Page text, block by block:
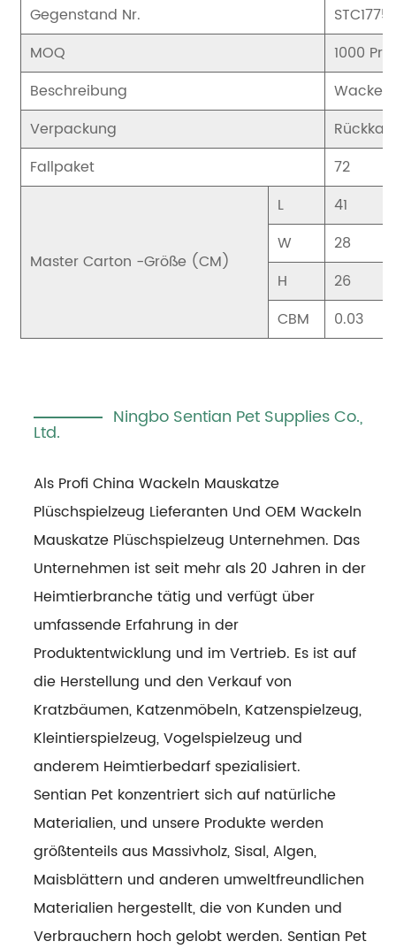
Gegenstand Nr.
STC1775
MOQ
1000
Beschreibung
Verpackung
Fallpaket
72
Master Carton -Größe (CM)
L
41
W
28
H
26
CBM
0.03
Ningbo Sentian Pet Supplies Co.,
Ltd.
Als ProfiChina Wackeln Mauskatze
Plüschspielzeug Lieferanten UndOEM Wackeln
Mauskatze Plüschspielzeug Unternehmen. Das
Unternehmen ist seit mehr als 20 Jahren in der
Heimtierbranche tätig und verfügt über
umfassende Erfahrung in der
Produktentwicklung und im Vertrieb. Es ist auf
die Herstellung und den Verkauf von
Kratzbäumen, Katzenmöbeln, Katzenspielzeug,
Kleintierspielzeug, Vogelspielzeug und
anderem Heimtierbedarf spezialisiert.
Sentian Pet konzentriert sich auf natürliche
Materialien, und unsere Produkte werden
größtenteils aus Massivholz, Sisal, Algen,
Maisblättern und anderen umweltfreundlichen
Materialien hergestellt, die von Kunden und
Verbrauchern hoch gelobt werden. Sentian Pet